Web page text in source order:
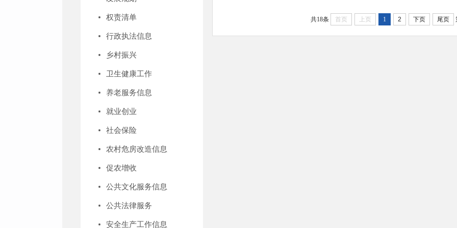
权责清单
行政执法信息
乡村振兴
卫生健康工作
养老服务信息
就业创业
社会保险
农村危房改造信息
促农增收
公共文化服务信息
公共法律服务
安全生产工作信息
共18条 首页 上页 1 2 下页 尾页